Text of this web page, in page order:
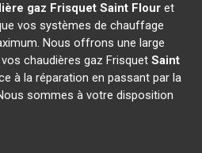
gaz Frisquet Saint Flour et
vos systèmes de chauffage
Nous offrons une large
chaudières gaz Frisquet Saint
à la réparation en passant par la
sommes à votre disposition